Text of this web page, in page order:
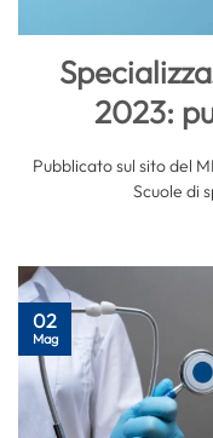
2023:
Pubblicato sul sito del
Scuole di
02
Mag